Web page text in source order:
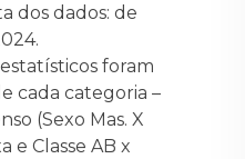
dos dados: de
foram
cada categoria –
(Sexo Mas. X
e Classe AB x